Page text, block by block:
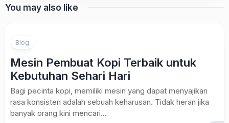
You may also like
Blog
Mesin Pembuat Kopi Terbaik untuk
Kebutuhan Sehari Hari
Bagi pecinta kopi, memiliki mesin yang dapat menyajikan
rasa konsisten adalah sebuah keharusan. Tidak heran jika
banyak orang kini mencari...